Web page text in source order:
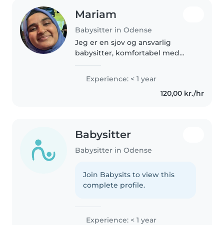
Mariam
Babysitter in Odense
Jeg er en sjov og ansvarlig
babysitter, komfortabel med
børn i skolealderen og
teenageren. Jeg er meget
snakkesalig, og jeg kan hjælpe
Experience: < 1 year
120,00 kr./hr
Babysitter
Babysitter in Odense
Join Babysits to view this
complete profile.
Experience: < 1 year